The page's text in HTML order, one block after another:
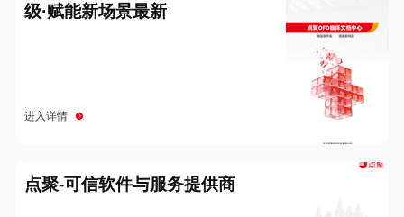
级·赋能新场景最新
进入详情
点聚-可信软件与服务提供商